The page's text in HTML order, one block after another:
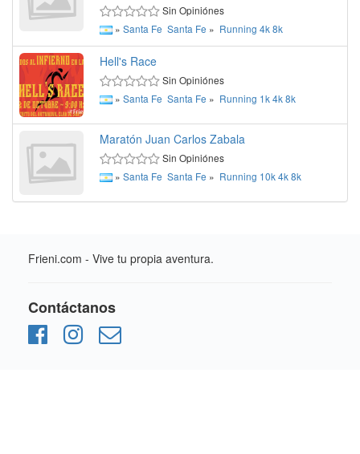
Sin Opiniónes
» Santa Fe Santa Fe » Running 4k8k
Hell's Race
Sin Opiniónes
» Santa Fe Santa Fe » Running 1k4k8k
Maratón Juan Carlos Zabala
Sin Opiniónes
» Santa Fe Santa Fe » Running 10k4k8k
Frieni.com - Vive tu propia aventura.
Contáctanos